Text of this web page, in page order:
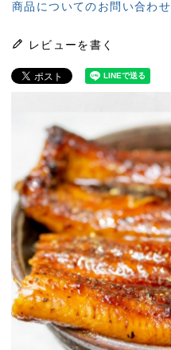
商品についてのお問い合わせ
レビューを書く